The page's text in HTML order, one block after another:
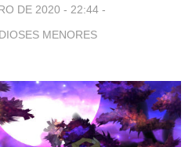
DE 2020 - 22:44 -
MENORES